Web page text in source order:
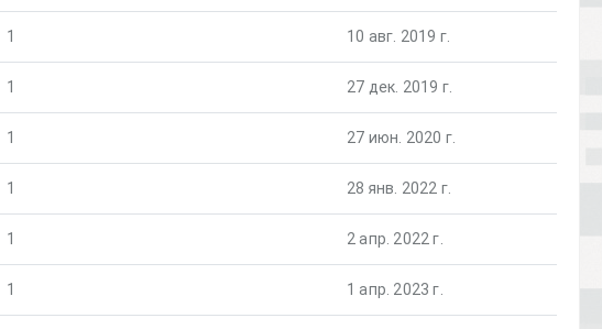
1 10 авг. 2019 г.
1 27 дек. 2019 г.
1 27 июн. 2020 г.
1 28 янв. 2022 г.
1 2 апр. 2022 г.
1 1 апр. 2023 г.